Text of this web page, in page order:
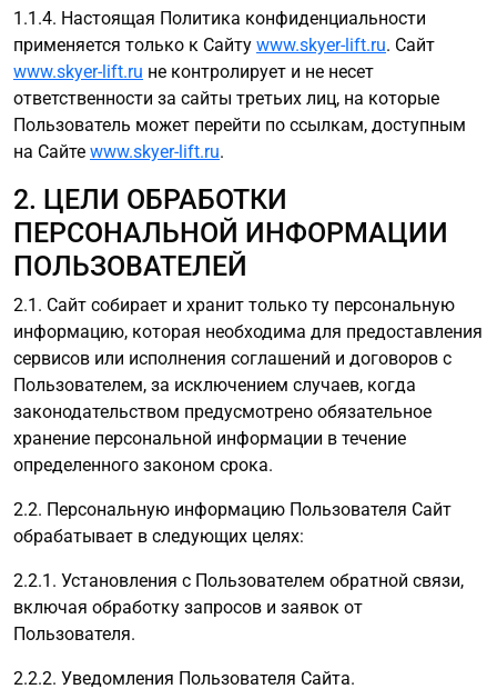
1.1.4. Настоящая Политика конфиденциальности
применяется только к Сайту www.skyer-lift.ru. Сайт
www.skyer-lift.ru не контролирует и не несет
ответственности за сайты третьих лиц, на которые
Пользователь может перейти по ссылкам, доступным
на Сайте www.skyer-lift.ru.
2. ЦЕЛИ ОБРАБОТКИ
ПЕРСОНАЛЬНОЙ ИНФОРМАЦИИ
ПОЛЬЗОВАТЕЛЕЙ
2.1. Сайт собирает и хранит только ту персональную
информацию, которая необходима для предоставления
сервисов или исполнения соглашений и договоров с
Пользователем, за исключением случаев, когда
законодательством предусмотрено обязательное
хранение персональной информации в течение
определенного законом срока.
2.2. Персональную информацию Пользователя Сайт
обрабатывает в следующих целях:
2.2.1. Установления с Пользователем обратной связи,
включая обработку запросов и заявок от
Пользователя.
2.2.2. Уведомления Пользователя Сайта.